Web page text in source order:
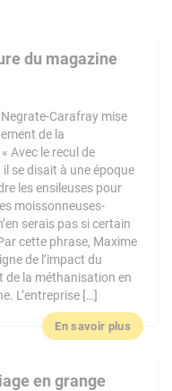
du magazine
Negrate-Carafray mise
de la
Avec le recul de
il se disait à une époque
les ensileuses pour
moissonneuses-
serais pas si certain
cette phrase, Maxime
de l’impact du
de la méthanisation en
L’entreprise […]
En savoir plus
en grange